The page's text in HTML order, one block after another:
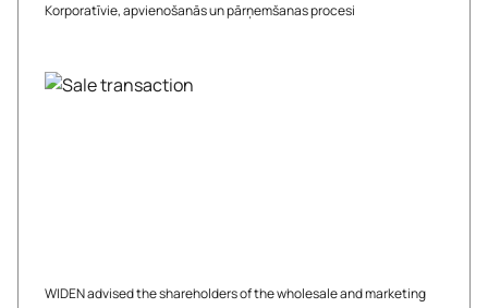
Korporatīvie, apvienošanās un pārņemšanas procesi
WIDEN advised the shareholders of the wholesale and marketing